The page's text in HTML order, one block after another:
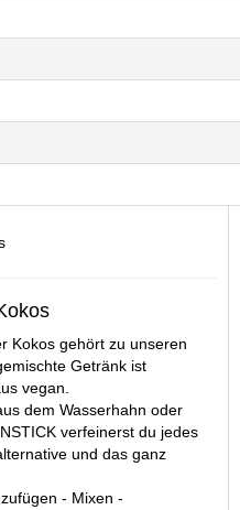
Kokos gehört zu unseren
Getränk ist
vegan.
dem Wasserhahn oder
verfeinerst du jedes
und das ganz
- Mixen -